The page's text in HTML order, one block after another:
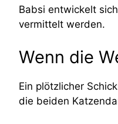
Babsi entwickelt
vermittelt werden.
Wenn die
Ein plötzlicher
die beiden